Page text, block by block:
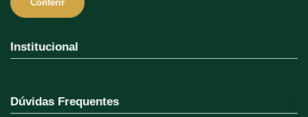
Conferir
Institucional
Dúvidas Frequentes